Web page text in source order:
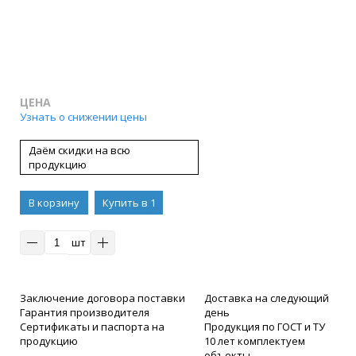
ЦЕНА
Узнать о снижении цены
Даём скидки на всю
продукцию
В корзину
Купить в 1
шт
Заключение договора поставки
Гарантия производителя
Сертификаты и паспорта на
продукцию
Доставка на следующий
день
Продукция по ГОСТ и ТУ
10 лет комплектуем